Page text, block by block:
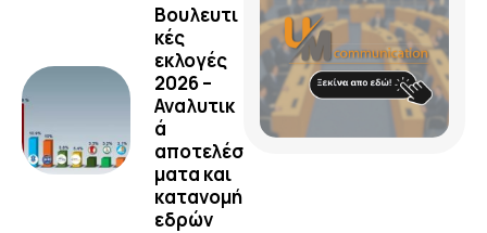
Βουλευτι
κές
εκλογές
2026 –
Αναλυτικ
ά
αποτελέσ
ματα και
κατανομή
εδρών